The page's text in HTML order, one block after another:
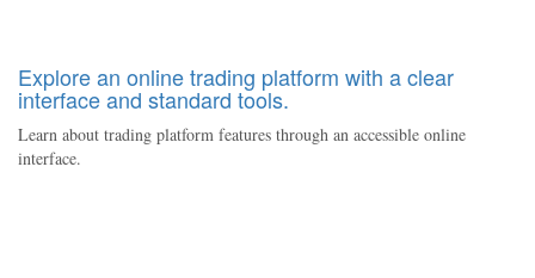
Explore an online trading platform with a clear
interface and standard tools.
Learn about trading platform features through an accessible online
interface.